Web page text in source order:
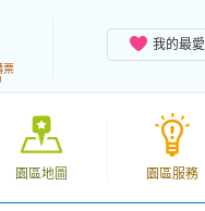
我的最愛
票
園區地圖 園區服務